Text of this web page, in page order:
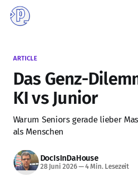
ARTICLE
Das Genz-
KI vs Junior
Warum Seniors gerade lieber
als Menschen
DocIsInDaHouse
28 Juni 2026—4 Min. Lesezeit